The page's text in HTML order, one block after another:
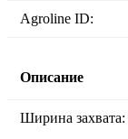
Agroline ID:
Описание
Ширина захвата: